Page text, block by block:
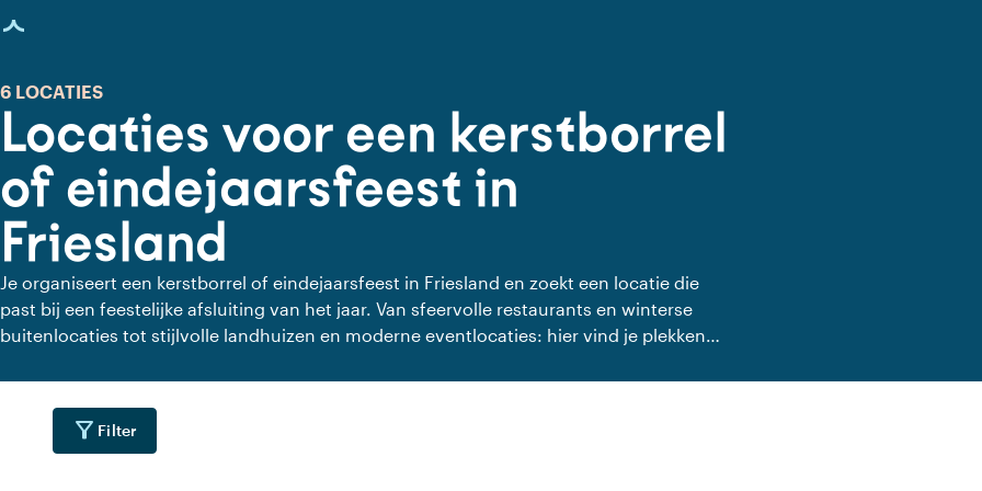
geladen
Locaties voor een kerstborrel
of eindejaarsfeest in
Friesland
6 LOCATIES
Je organiseert een kerstborrel of eindejaarsfeest in Friesland en zoekt een locatie die
past bij een feestelijke afsluiting van het jaar. Van sfeervolle restaurants en winterse
buitenlocaties tot stijlvolle landhuizen en moderne eventlocaties: hier vind je plekken
terugblikt op het afgelopen jaar, successen viert en samen het nieuwe jaar inluidt.
filter_alt Filter